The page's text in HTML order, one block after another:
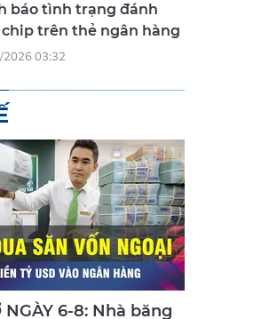
báo tình trạng đánh
trên thẻ ngân hàng
2026 03:32
NGÀY 6-8: Nhà băng